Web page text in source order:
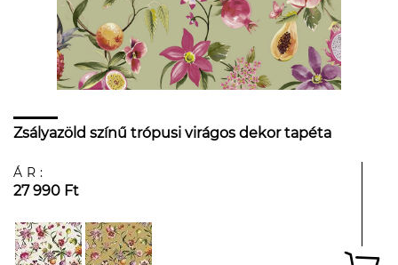
Zsályazöld színű trópusi virágos dekor tapéta
ÁR:
27 990 Ft